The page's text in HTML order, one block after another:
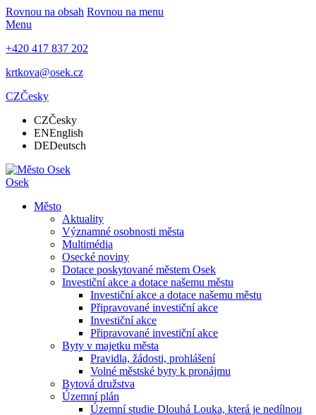
Rovnou na obsah Rovnou na menu
Menu
+420 417 837 202
krtkova@osek.cz
CZČesky
CZČesky
ENEnglish
DEDeutsch
Osek
Město
Aktuality
Významné osobnosti města
Multimédia
Osecké noviny
Dotace poskytované městem Osek
Investiční akce a dotace našemu městu
Investiční akce a dotace našemu městu
Připravované investiční akce
Investiční akce
Připravované investiční akce
Byty v majetku města
Pravidla, žádosti, prohlášení
Volné městské byty k pronájmu
Bytová družstva
Územní plán
Územní studie Dlouhá Louka, která je nedílnou